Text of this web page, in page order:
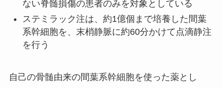
ない脊髄損傷の患者のみを対象としている
ステミラック注は、約1億個まで培養した間葉
系幹細胞を、末梢静脈に約60分かけて点滴静注
を行う
自己の骨髄由来の間葉系幹細胞を使った薬とし